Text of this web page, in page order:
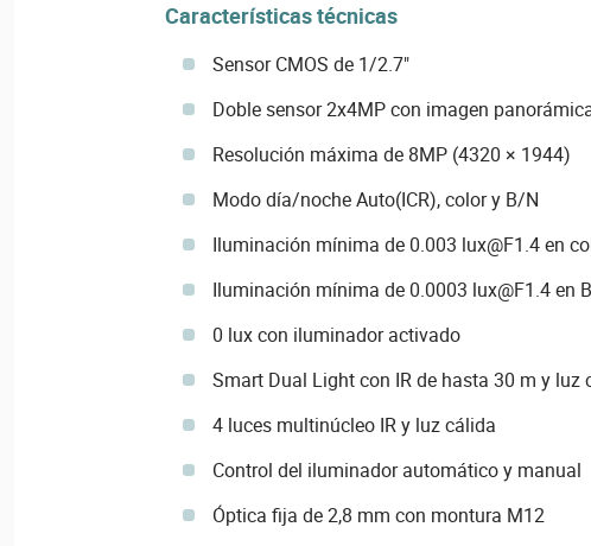
Características técnicas
Sensor CMOS de 1/2.7"
Doble sensor 2x4MP con imagen
Resolución máxima de 8MP (4320 × 1944)
Modo día/noche Auto(ICR), color y B/N
Iluminación mínima de 0.003 lux@F1.4 en
Iluminación mínima de 0.0003 lux@F1.4 en
0 lux con iluminador activado
Smart Dual Light con IR de hasta 30 m y luz
4 luces multinúcleo IR y luz cálida
Control del iluminador automático y manual
Óptica fija de 2,8 mm con montura M12